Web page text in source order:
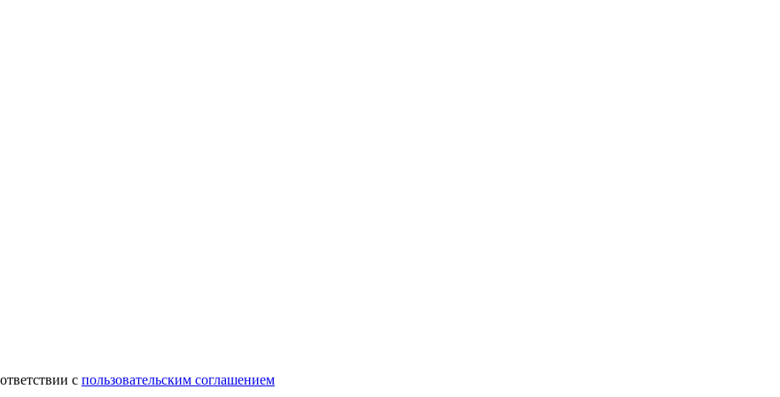
с пользовательским соглашением